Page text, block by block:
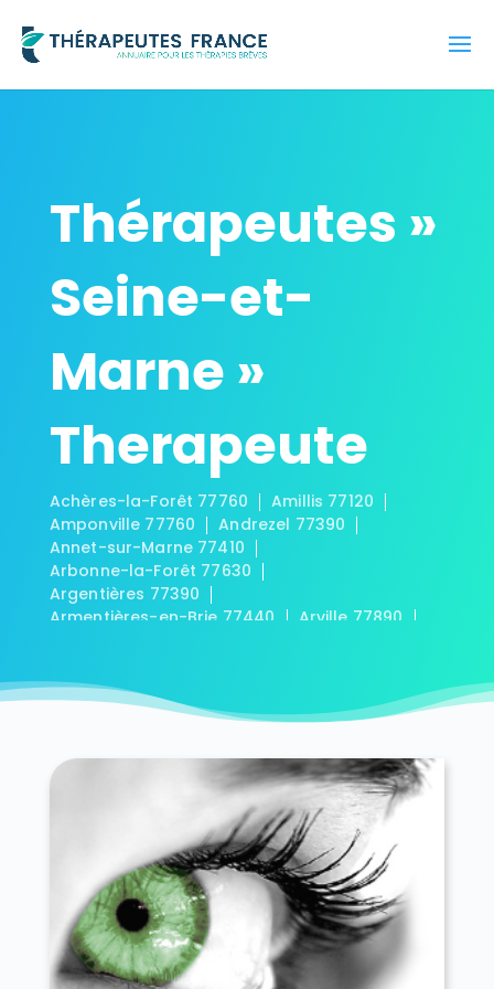
Thérapeutes »
Seine-et-
Marne »
Therapeute
Achères-la-Forêt 77760
Amillis 77120
Amponville 77760
Andrezel 77390
Annet-sur-Marne 77410
Arbonne-la-Forêt 77630
Argentières 77390
Armentières-en-Brie 77440
Arville 77890
Aulnoy 77120
Bagneaux-sur-Loing 77167
Bannost-Villegagnon 77970
Barbey 77130
Barbizon 77630
Barcy 77910
Bazoches-lès-Bray 77118
Beauchery-Saint-Martin 77560
Beaumont-du-Gâtinais 77890
Beautheil 77120
Beauvoir 77390
Bellot 77510
Bernay-Vilbert 77540
Beton-Bazoches 77320
Bezalles 77970
Blandy 77115
Blennes 77940
Boisdon 77970
Bois-le-Roi 77590